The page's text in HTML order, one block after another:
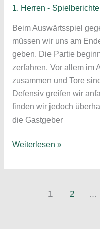
1. Herren - Spielberichte
Beim Auswärtsspiel
müssen wir uns am
geben. Die Partie
zerfahren. Vor allem im
zusammen und Tore
Defensiv greifen wir
finden wir jedoch
die Gastgeber
Deutliche
beim
Spielbericht
Weiterlesen »
1 2 …